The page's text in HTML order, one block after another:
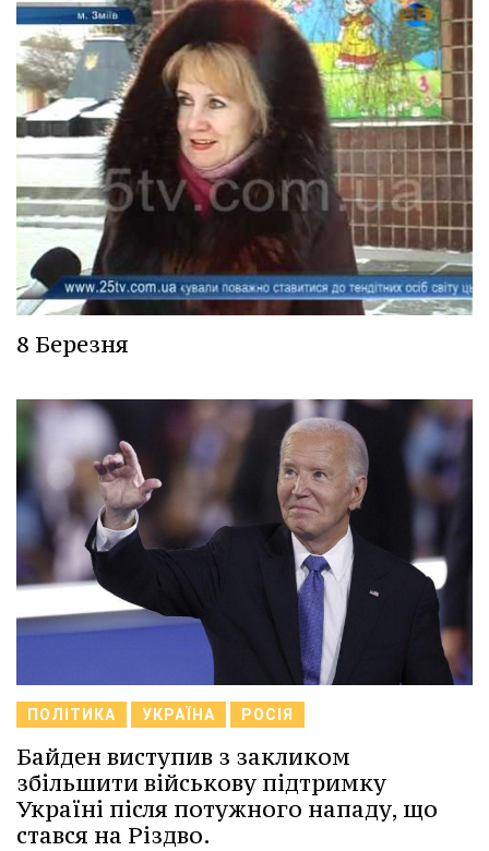
8 Березня
ПОЛІТИКА УКРАЇНА РОСІЯ
Байден виступив з закликом
збільшити військову підтримку
Україні після потужного нападу, що
стався на Різдво.